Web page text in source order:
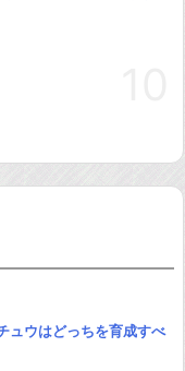
ュウはどっちを育成すべ